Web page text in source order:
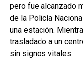
pero fue alcanzado
de la Policía
una estación.
trasladado a un
sin signos vitales.